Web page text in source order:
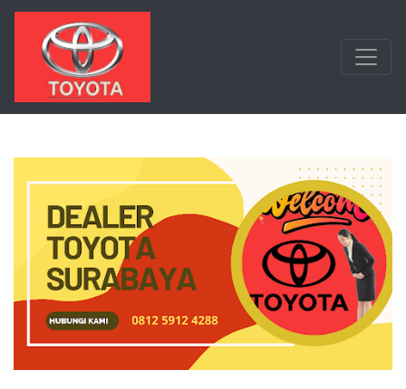
Langsung ke konten utama